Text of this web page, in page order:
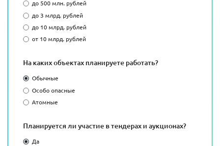
до 500 млн. рублей
до 3 млрд. рублей
до 10 млрд. рублей
от 10 млрд. рублей
На каких объектах планируете работать?
Обычные
Особо опасные
Атомные
Планируется ли участие в тендерах и аукционах?
Да